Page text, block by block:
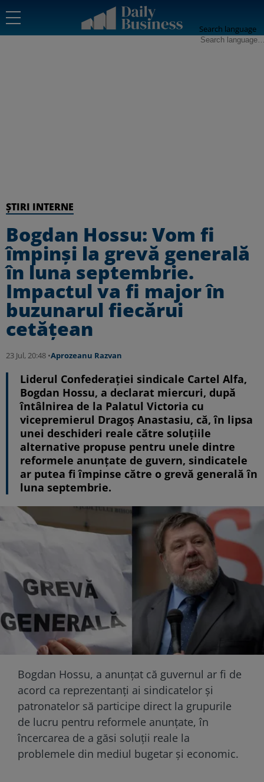
Search language
ȘTIRI INTERNE
Bogdan Hossu: Vom fi
împinși la grevă generală
în luna septembrie.
Impactul va fi major în
buzunarul fiecărui
cetățean
23 Jul, 20:48 •Aprozeanu Razvan
Liderul Confederaţiei sindicale Cartel Alfa,
Bogdan Hossu, a declarat miercuri, după
întâlnirea de la Palatul Victoria cu
vicepremierul Dragoş Anastasiu, că, în lipsa
unei deschideri reale către soluţiile
alternative propuse pentru unele dintre
reformele anunţate de guvern, sindicatele
ar putea fi împinse către o grevă generală în
luna septembrie.
Bogdan Hossu, a anunțat că guvernul ar fi de
acord ca reprezentanți ai sindicatelor și
patronatelor să participe direct la grupurile
de lucru pentru reformele anunțate, în
încercarea de a găsi soluții reale la
problemele din mediul bugetar și economic.